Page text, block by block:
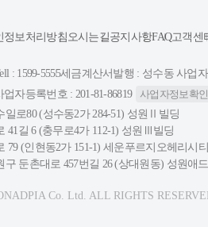
정보처리방침오시는길공지사항FAQ고객센
: 1599-5555세금계산서발행 : 성수동 사업자
자등록번호 : 201-81-86819
사업자정보확인
로80 (성수동2가 284-51) 성원Ⅱ빌딩
41길 6 (충무로4가 112-1) 성원Ⅲ빌딩
79 (인현동2가 151-1) 세운푸르지오헤리시
둔촌대로 457번길 26 (상대원동) 성원애
Co. Ltd. ALL RIGHTS